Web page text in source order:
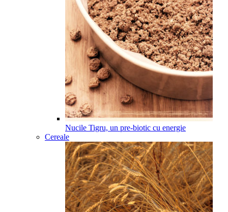
Nucile Tigru, un pre-biotic cu energie
Cereale